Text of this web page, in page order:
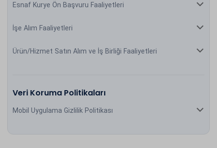
Esnaf Kurye Ön Başvuru Faaliyetleri
İşe Alım Faaliyetleri
Ürün/Hizmet Satın Alım ve İş Birliği Faaliyetleri
Veri Koruma Politikaları
Mobil Uygulama Gizlilik Politikası